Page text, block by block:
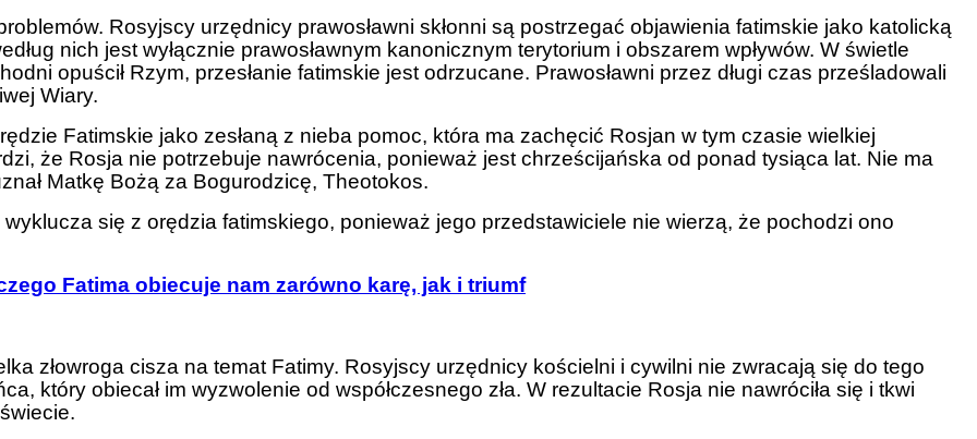
Rosyjscy urzędnicy prawosławni skłonni są postrzegać objawienia fatimskie jako katolicką
nich jest wyłącznie prawosławnym kanonicznym terytorium i obszarem wpływów. W świetle
opuścił Rzym, przesłanie fatimskie jest odrzucane. Prawosławni przez długi czas prześladowali
Wiary.
Fatimskie jako zesłaną z nieba pomoc, która ma zachęcić Rosjan w tym czasie wielkiej
że Rosja nie potrzebuje nawrócenia, ponieważ jest chrześcijańska od ponad tysiąca lat. Nie ma
Matkę Bożą za Bogurodzicę, Theotokos.
się z orędzia fatimskiego, ponieważ jego przedstawiciele nie wierzą, że pochodzi ono
Fatima obiecuje nam zarówno karę, jak i triumf
złowroga cisza na temat Fatimy. Rosyjscy urzędnicy kościelni i cywilni nie zwracają się do tego
który obiecał im wyzwolenie od współczesnego zła. W rezultacie Rosja nie nawróciła się i tkwi